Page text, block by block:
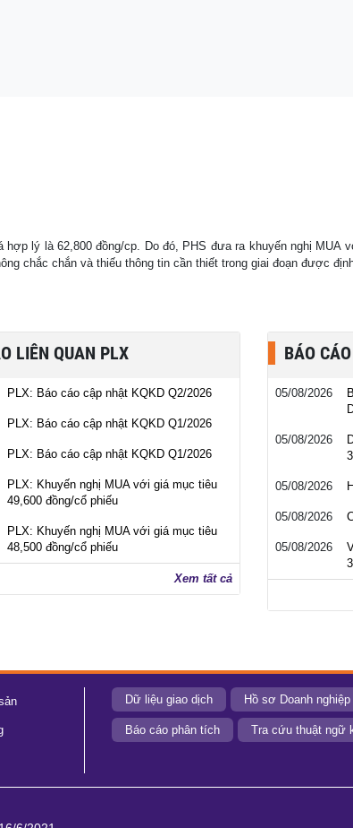
lý là 62,800 đồng/cp. Do đó, PHS đưa ra khuyến nghị MUA
chắc chắn và thiếu thông tin cần thiết trong giai đoạn được
LIÊN QUAN PLX
PLX: Báo cáo cập nhật KQKD Q2/2026
PLX: Báo cáo cập nhật KQKD Q1/2026
PLX: Báo cáo cập nhật KQKD Q1/2026
PLX: Khuyến nghị MUA với giá mục tiêu
49,600 đồng/cổ phiếu
PLX: Khuyến nghị MUA với giá mục tiêu
48,500 đồng/cổ phiếu
Xem tất cả
BÁO
05/08/2026
05/08/2026
05/08/2026
05/08/2026
05/08/2026
Dữ liệu giao dịch Hồ sơ Doanh nghiệp
Báo cáo phân tích Tra cứu thuật ngữ